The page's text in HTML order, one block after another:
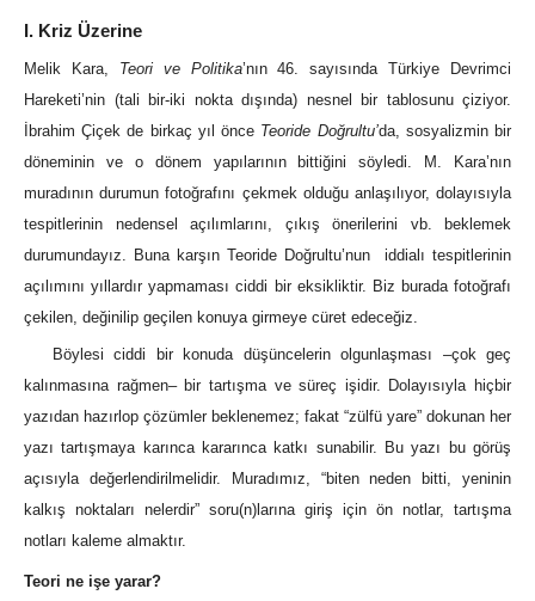
I. Kriz Üzerine
Melik Kara, Teori ve Politika’nın 46. sayısında Türkiye Devrimci
Hareketi’nin (tali bir-iki nokta dışında) nesnel bir tablosunu çiziyor.
İbrahim Çiçek de birkaç yıl önce Teoride Doğrultu’da, sosyalizmin bir
döneminin ve o dönem yapılarının bittiğini söyledi. M. Kara’nın
muradının durumun fotoğrafını çekmek olduğu anlaşılıyor, dolayısıyla
tespitlerinin nedensel açılımlarını, çıkış önerilerini vb. beklemek
durumundayız. Buna karşın Teoride Doğrultu’nun iddialı tespitlerinin
açılımını yıllardır yapmaması ciddi bir eksikliktir. Biz burada fotoğrafı
çekilen, değinilip geçilen konuya girmeye cüret edeceğiz.
Böylesi ciddi bir konuda düşüncelerin olgunlaşması –çok geç
kalınmasına rağmen– bir tartışma ve süreç işidir. Dolayısıyla hiçbir
yazıdan hazırlop çözümler beklenemez; fakat “zülfü yare” dokunan her
yazı tartışmaya karınca kararınca katkı sunabilir. Bu yazı bu görüş
açısıyla değerlendirilmelidir. Muradımız, “biten neden bitti, yeninin
kalkış noktaları nelerdir” soru(n)larına giriş için ön notlar, tartışma
notları kaleme almaktır.
Teori ne işe yarar?